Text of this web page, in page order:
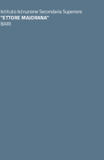
Istituto Istruzione Secondaria Superiore
"ETTORE MAJORANA"
BARI